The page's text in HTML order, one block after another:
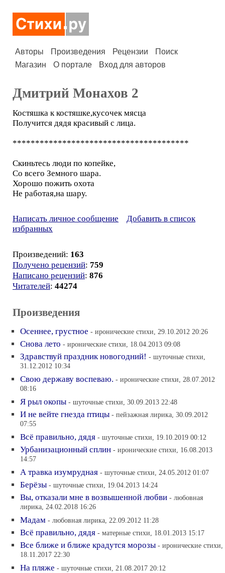
Авторы Произведения Рецензии
Поиск
Магазин
О портале Вход для авторов
Дмитрий Монахов 2
Костяшка к костяшке,кусочек мясца
Получится дядя красивый с лица.
***************************************
Скиньтесь люди по копейке,
Со всего Земного шара.
Хорошо пожить охота
Не работая,на шару.
Написать личное сообщение
Добавить в список
избранных
Произведений: 163
Получено рецензий: 759
Написано рецензий: 876
Читателей: 44274
Произведения
Осеннее, грустное - иронические стихи, 29.10.2012 20:26
Снова лето - иронические стихи, 18.04.2013 09:08
Здравствуй праздник новогодний! - шуточные стихи,
31.12.2012 10:34
Свою державу воспеваю. - иронические стихи, 28.07.2012
08:16
Я рыл окопы - шуточные стихи, 30.09.2013 22:48
И не вейте гнезда птицы - пейзажная лирика, 30.09.2012
07:55
Всё правильно, дядя - шуточные стихи, 19.10.2019 00:12
Урбанизационный сплин - иронические стихи, 16.08.2013
14:57
А травка изумрудная - шуточные стихи, 24.05.2012 01:07
Берёзы - шуточные стихи, 19.04.2013 14:24
Вы, отказали мне в возвышенной любви - любовная
лирика, 24.02.2018 16:26
Мадам - любовная лирика, 22.09.2012 11:28
Всё правильно, дядя - матерные стихи, 18.01.2013 15:17
Все ближе и ближе крадутся морозы - иронические стихи,
18.11.2017 22:30
На пляже - шуточные стихи, 21.08.2017 20:12